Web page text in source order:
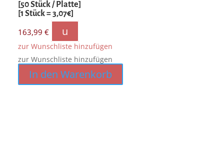
[50 Stück / Platte]
[1 Stück = 3,07€]
163,99€ u
zur Wunschliste hinzufügen
zur Wunschliste hinzufügen
In den Warenkorb